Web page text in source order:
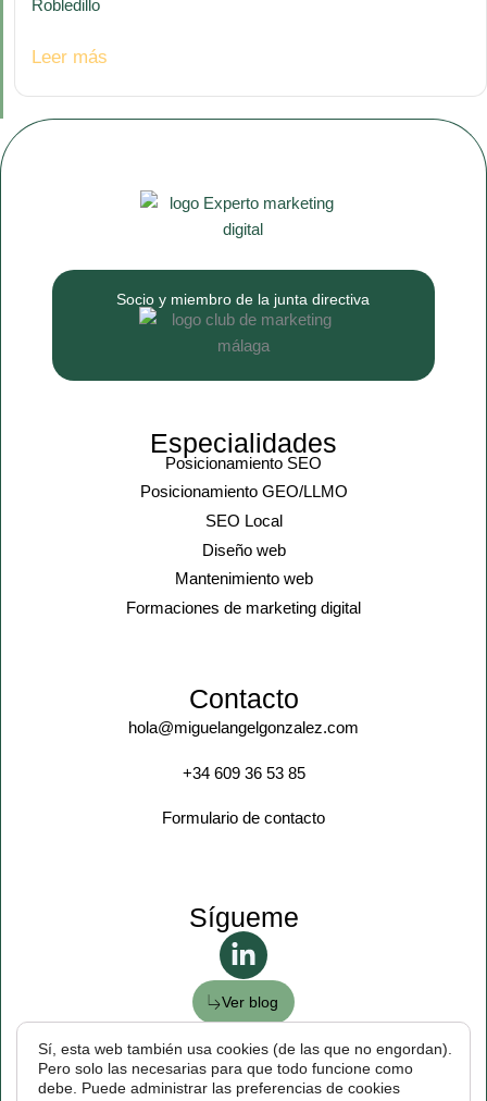
Leer más
Socio y miembro de la junta directiva
Especialidades
Posicionamiento SEO
Posicionamiento GEO/LLMO
SEO Local
Diseño web
Mantenimiento web
Formaciones de marketing digital
Contacto
hola@miguelangelgonzalez.com
+34 609 36 53 85
Formulario de contacto
Sígueme
Ver blog
Aviso legal |Política de privacidad |Política de cookies
Sí, esta web también usa cookies (de las que no engordan).
Pero solo las necesarias para que todo funcione como
debe. Puede administrar las preferencias de cookies